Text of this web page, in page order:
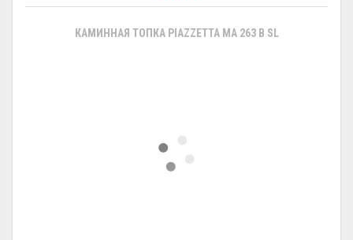
КАМИННАЯ ТОПКА PIAZZETTA MA 263 B SL